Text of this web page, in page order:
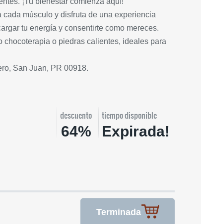
músculo y disfruta de una experiencia
tu energía y consentirte como mereces.
chocoterapia o piedras calientes, ideales para
San Juan, PR 00918.
descuento
64%
tiempo disponible
Expirada!
Terminada